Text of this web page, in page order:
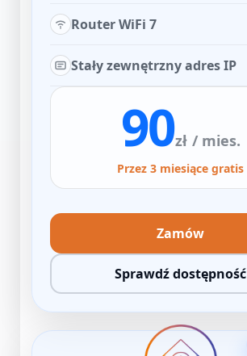
Router WiFi 7
Stały zewnętrzny adres IP
90zł / mies.
Przez 3 miesiące gratis
Zamów
Sprawdź dostępność